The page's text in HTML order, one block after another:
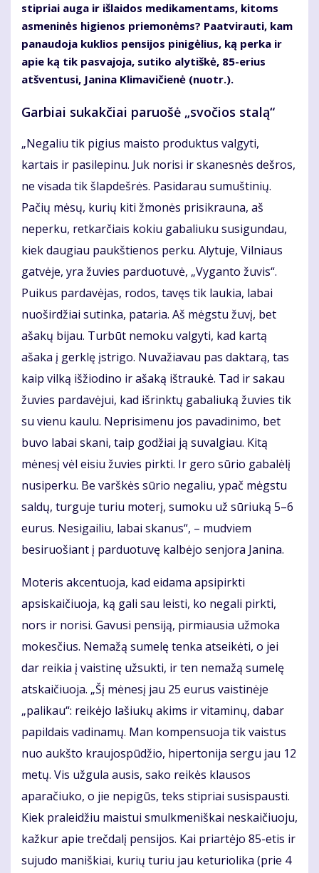
stipriai auga ir išlaidos medikamentams, kitoms
asmeninės higienos priemonėms? Paatvirauti, kam
panaudoja kuklios pensijos pinigėlius, ką perka ir
apie ką tik pasvajoja, sutiko alytiškė, 85-erius
atšventusi, Janina Klimavičienė (nuotr.).
Garbiai sukakčiai paruošė „svočios stalą“
„Negaliu tik pigius maisto produktus valgyti,
kartais ir pasilepinu. Juk norisi ir skanesnės dešros,
ne visada tik šlapdešrės. Pasidarau sumuštinių.
Pačių mėsų, kurių kiti žmonės prisikrauna, aš
neperku, retkarčiais kokiu gabaliuku susigundau,
kiek daugiau paukštienos perku. Alytuje, Vilniaus
gatvėje, yra žuvies parduotuvė, „Vyganto žuvis“.
Puikus pardavėjas, rodos, tavęs tik laukia, labai
nuoširdžiai sutinka, pataria. Aš mėgstu žuvį, bet
ašakų bijau. Turbūt nemoku valgyti, kad kartą
ašaka į gerklę įstrigo. Nuvažiavau pas daktarą, tas
kaip vilką išžiodino ir ašaką ištraukė. Tad ir sakau
žuvies pardavėjui, kad išrinktų gabaliuką žuvies tik
su vienu kaulu. Neprisimenu jos pavadinimo, bet
buvo labai skani, taip godžiai ją suvalgiau. Kitą
mėnesį vėl eisiu žuvies pirkti. Ir gero sūrio gabalėlį
nusiperku. Be varškės sūrio negaliu, ypač mėgstu
saldų, turguje turiu moterį, sumoku už sūriuką 5–6
eurus. Nesigailiu, labai skanus“, – mudviem
besiruošiant į parduotuvę kalbėjo senjora Janina.
Moteris akcentuoja, kad eidama apsipirkti
apsiskaičiuoja, ką gali sau leisti, ko negali pirkti,
nors ir norisi. Gavusi pensiją, pirmiausia užmoka
mokesčius. Nemažą sumelę tenka atseikėti, o jei
dar reikia į vaistinę užsukti, ir ten nemažą sumelę
atskaičiuoja. „Šį mėnesį jau 25 eurus vaistinėje
„palikau“: reikėjo lašiukų akims ir vitaminų, dabar
papildais vadinamų. Man kompensuoja tik vaistus
nuo aukšto kraujospūdžio, hipertonija sergu jau 12
metų. Vis užgula ausis, sako reikės klausos
aparačiuko, o jie nepigūs, teks stipriai susispausti.
Kiek praleidžiu maistui smulkmeniškai neskaičiuoju,
kažkur apie trečdalį pensijos. Kai priartėjo 85-etis ir
sujudo maniškiai, kurių turiu jau keturiolika (prie 4